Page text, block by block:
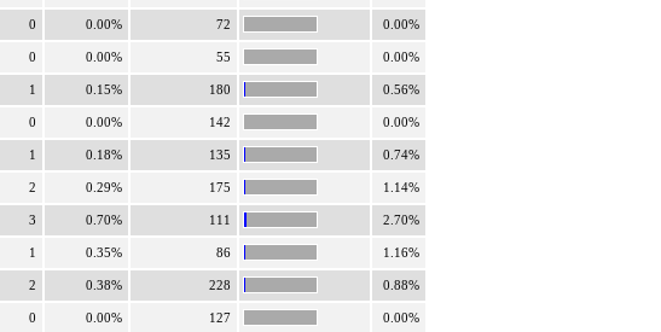
0 0.00% 72 0.00%
0 0.00% 55 0.00%
1 0.15% 180 0.56%
0 0.00% 142 0.00%
1 0.18% 135 0.74%
2 0.29% 175 1.14%
3 0.70% 111 2.70%
1 0.35% 86 1.16%
2 0.38% 228 0.88%
0 0.00% 127 0.00%